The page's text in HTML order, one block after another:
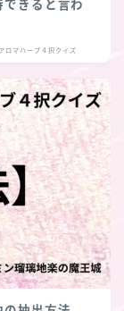
きると言わ
ロマハーブ４択クイズ